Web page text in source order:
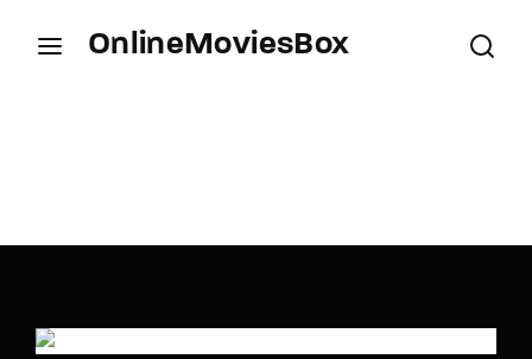
OnlineMoviesBox